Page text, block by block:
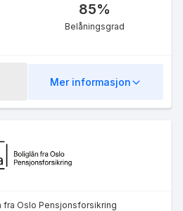
85%
Belåningsgrad
Mer informasjon
fra Oslo Pensjonsforsikring